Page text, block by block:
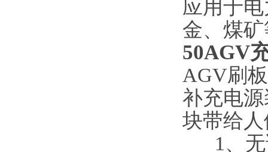
应用于
金、煤
50AGV
AGV刷
补充电
块带给
1、无